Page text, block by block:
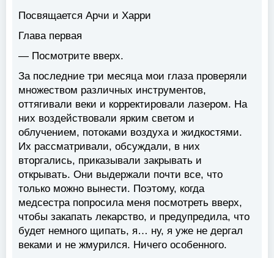
Посвящается Арчи и Харри
Глава первая
— Посмотрите вверх.
За последние три месяца мои глаза проверяли
множеством различных инструментов,
оттягивали веки и корректировали лазером. На
них воздействовали ярким светом и
облучением, потоками воздуха и жидкостями.
Их рассматривали, обсуждали, в них
вторгались, приказывали закрывать и
открывать. Они выдержали почти все, что
только можно вынести. Поэтому, когда
медсестра попросила меня посмотреть вверх,
чтобы закапать лекарство, и предупредила, что
будет немного щипать, я… ну, я уже не дергал
веками и не жмурился. Ничего особенного.